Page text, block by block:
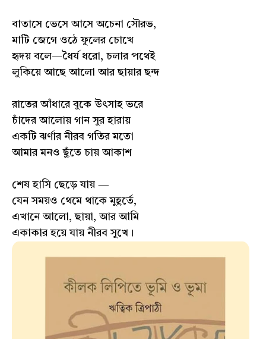
বাতাসে ভেসে আসে অচেনা সৌরভ,
মাটি জেগে ওঠে ফুলের চোখে
হৃদয় বলে—ধৈর্য ধরো, চলার পথেই
লুকিয়ে আছে আলো আর ছায়ার ছন্দ
রাতের আঁধারে বুকে উৎসাহ ভরে
চাঁদের আলোয় গান সুর হারায়
একটি ঝর্ণার নীরব গতির মতো
আমার মনও ছুঁতে চায় আকাশ
শেষ হাসি ছেড়ে যায় —
যেন সময়ও থেমে থাকে মুহূর্তে,
এখানে আলো, ছায়া, আর আমি
একাকার হয়ে যায় নীরব সুখে।